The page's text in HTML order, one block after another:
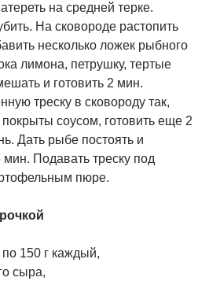
на средней терке.
На сковороде растопить
несколько ложек рыбного
лимона, петрушку, тертые
и готовить 2 мин.
треску в сковороду так,
соусом, готовить еще 2
Дать рыбе постоять и
мин. Подавать треску под
пюре.
150 г каждый,
сыра,